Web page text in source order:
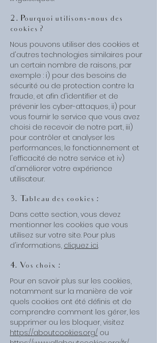
2. Pourquoi utilisons-nous des
cookies ?
Nous pouvons utiliser des cookies et
d'autres technologies similaires pour
un certain nombre de raisons, par
exemple : i) pour des besoins de
sécurité ou de protection contre la
fraude, et afin d'identifier et de
prévenir les cyber-attaques, ii) pour
vous fournir le service que vous avez
choisi de recevoir de notre part, iii)
pour contrôler et analyser les
performances, le fonctionnement et
l'efficacité de notre service et iv)
d'améliorer votre expérience
utilisateur.
3. Tableau des cookies :
Dans cette section, vous devez
mentionner les cookies que vous
utilisez sur votre site. Pour plus
d'informations, cliquez ici.
4. Vos choix :
Pour en savoir plus sur les cookies,
notamment sur la manière de voir
quels cookies ont été définis et de
comprendre comment les gérer, les
supprimer ou les bloquer, visitez
https://aboutcookies.org/ ou